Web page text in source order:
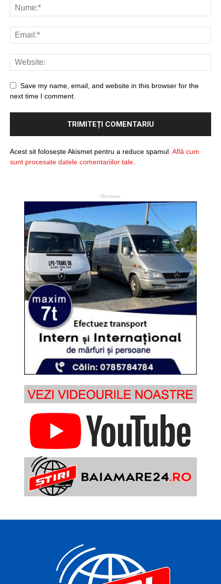
Save my name, email, and website in this browser for the
next time I comment.
Acest sit folosește Akismet pentru a reduce spamul. Află cum
sunt procesate datele comentariilor tale
- Reclame -